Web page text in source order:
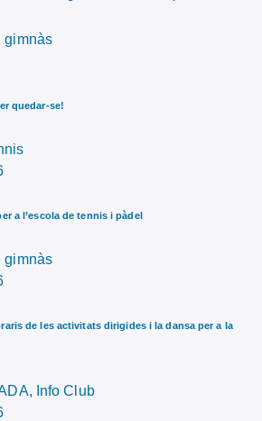
gimnàs
quedar-se!
a l’escola de tennis i pàdel
gimnàs
de les activitats dirigides i la dansa per a la
Info Club